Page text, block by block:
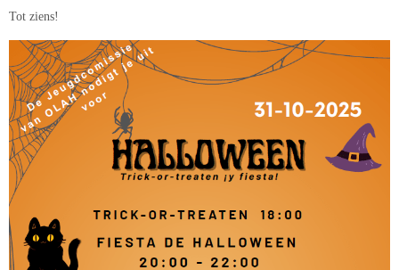
Tot ziens!